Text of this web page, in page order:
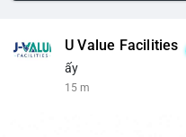
U Value Facilities
ấy
15 m